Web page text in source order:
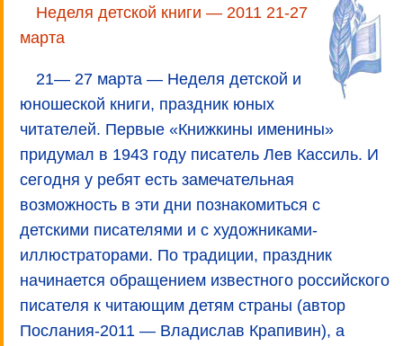
Неделя детской книги — 2011 21-27
марта
21— 27 марта — Неделя детской и
юношеской книги, праздник юных
читателей. Первые «Книжкины именины»
придумал в 1943 году писатель Лев Кассиль. И
сегодня у ребят есть замечательная
возможность в эти дни познакомиться с
детскими писателями и с художниками-
иллюстраторами. По традиции, праздник
начинается обращением известного российского
писателя к читающим детям страны (автор
Послания-2011 — Владислав Крапивин), а